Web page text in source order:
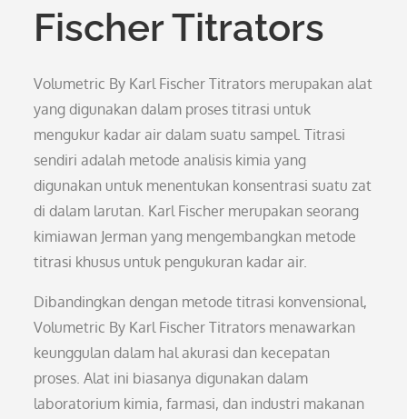
Fischer Titrators
Volumetric By Karl Fischer Titrators merupakan alat
yang digunakan dalam proses titrasi untuk
mengukur kadar air dalam suatu sampel. Titrasi
sendiri adalah metode analisis kimia yang
digunakan untuk menentukan konsentrasi suatu zat
di dalam larutan. Karl Fischer merupakan seorang
kimiawan Jerman yang mengembangkan metode
titrasi khusus untuk pengukuran kadar air.
Dibandingkan dengan metode titrasi konvensional,
Volumetric By Karl Fischer Titrators menawarkan
keunggulan dalam hal akurasi dan kecepatan
proses. Alat ini biasanya digunakan dalam
laboratorium kimia, farmasi, dan industri makanan